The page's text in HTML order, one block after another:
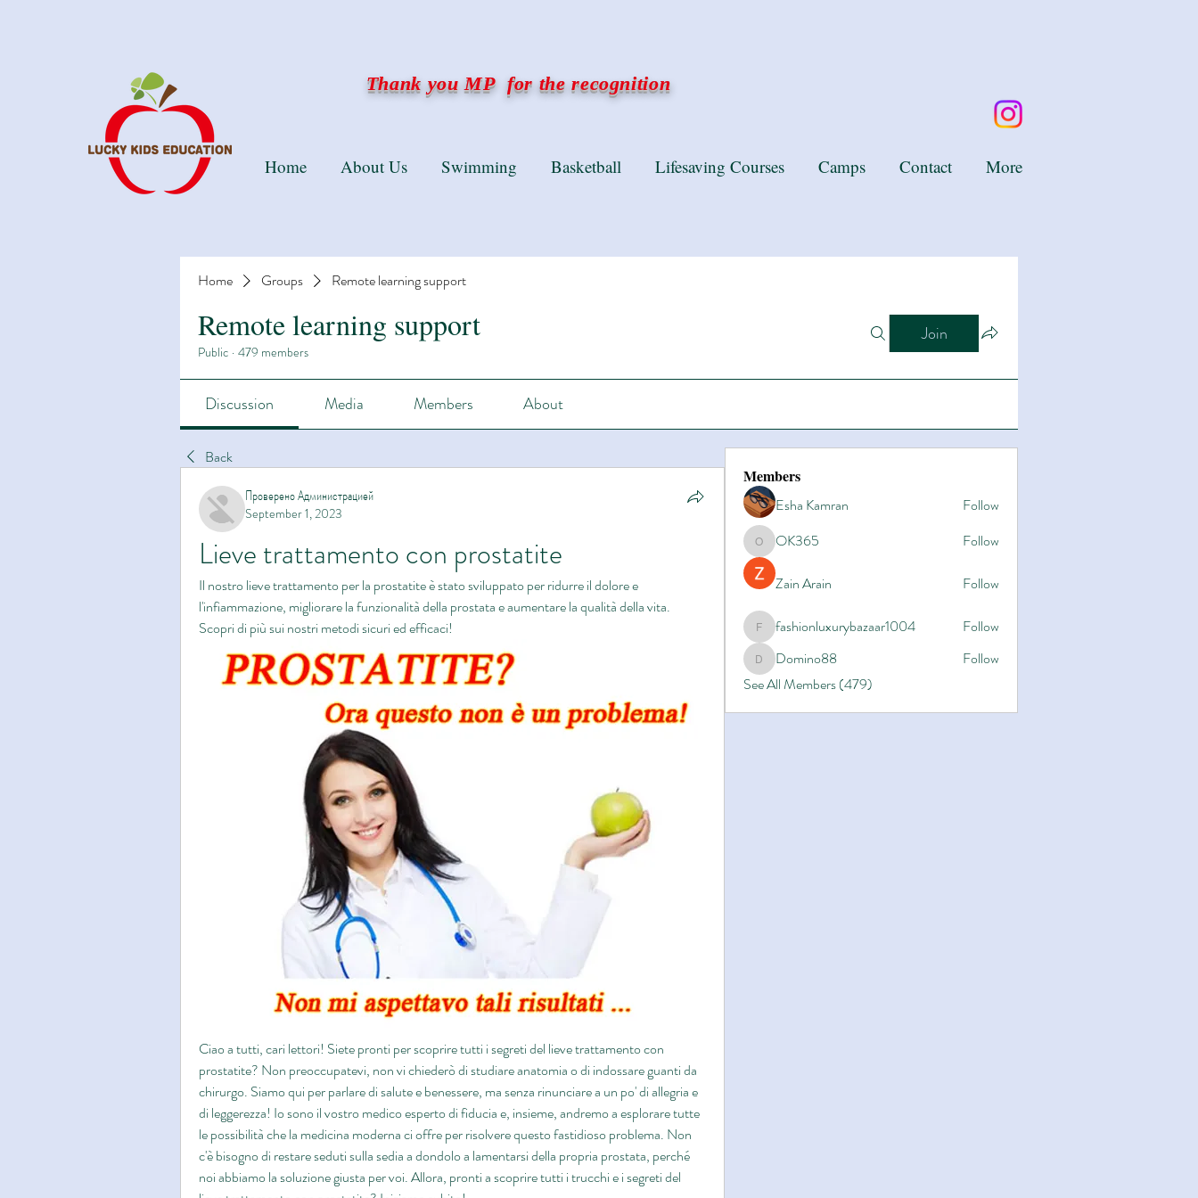
Thank you MP for the recognition
Home Groups Remote learning support
Remote learning support
Public · 479 members
Join
Discussion Media Members About
Back
Проверено Администрацией
September 1, 2023
Lieve trattamento con prostatite
Il nostro lieve trattamento per la prostatite è stato sviluppato per ridurre il dolore e
l'infiammazione, migliorare la funzionalità della prostata e aumentare la qualità della vita.
Scopri di più sui nostri metodi sicuri ed efficaci!
Ciao a tutti, cari lettori! Siete pronti per scoprire tutti i segreti del lieve trattamento con
prostatite? Non preoccupatevi, non vi chiederò di studiare anatomia o di indossare guanti da
chirurgo. Siamo qui per parlare di salute e benessere, ma senza rinunciare a un po' di allegria e
di leggerezza! Io sono il vostro medico esperto di fiducia e, insieme, andremo a esplorare tutte
le possibilità che la medicina moderna ci offre per risolvere questo fastidioso problema. Non
c'è bisogno di restare seduti sulla sedia a dondolo a lamentarsi della propria prostata, perché
noi abbiamo la soluzione giusta per voi. Allora, pronti a scoprire tutti i trucchi e i segreti del
Members
Esha Kamran
Follow
OK365OK365 Follow
Zain Arain Follow
fashionluxurybazaar1004
fashionluxurybazaar1004 Follow
Domino88
Domino88
Follow
See All Members (479)
Home About Us Swimming Basketball Lifesaving Courses Camps Contact More